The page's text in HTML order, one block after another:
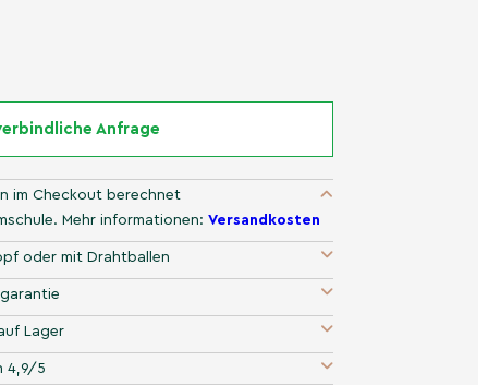
Anfrage
im Checkout berechnet
Mehr informationen: Versandkosten
oder mit Drahtballen
Lager
4,9/5